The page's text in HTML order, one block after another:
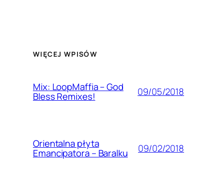
WIĘCEJ WPISÓW
Mix: LoopMaffia – God
Bless Remixes! 09/05/2018
Orientalna płyta
Emancipatora – Baralku 09/02/2018